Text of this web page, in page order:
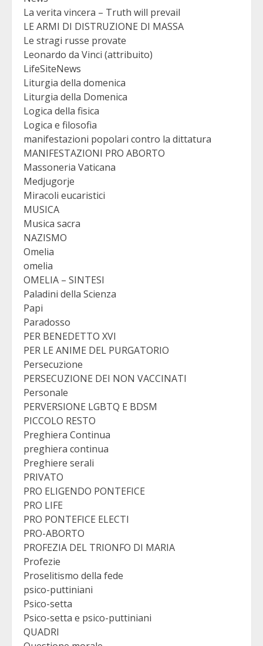
La verita vincera – Truth will prevail
LE ARMI DI DISTRUZIONE DI MASSA
Le stragi russe provate
Leonardo da Vinci (attribuito)
LifeSiteNews
Liturgia della domenica
Liturgia della Domenica
Logica della fisica
Logica e filosofia
manifestazioni popolari contro la dittatura
MANIFESTAZIONI PRO ABORTO
Massoneria Vaticana
Medjugorje
Miracoli eucaristici
MUSICA
Musica sacra
NAZISMO
Omelia
omelia
OMELIA – SINTESI
Paladini della Scienza
Papi
Paradosso
PER BENEDETTO XVI
PER LE ANIME DEL PURGATORIO
Persecuzione
PERSECUZIONE DEI NON VACCINATI
Personale
PERVERSIONE LGBTQ E BDSM
PICCOLO RESTO
Preghiera Continua
preghiera continua
Preghiere serali
PRIVATO
PRO ELIGENDO PONTEFICE
PRO LIFE
PRO PONTEFICE ELECTI
PRO-ABORTO
PROFEZIA DEL TRIONFO DI MARIA
Profezie
Proselitismo della fede
psico-puttiniani
Psico-setta
Psico-setta e psico-puttiniani
QUADRI